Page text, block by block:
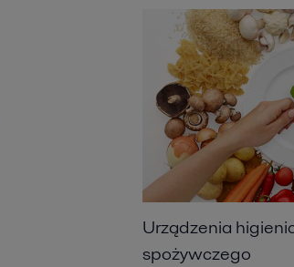
Urządzenia
spożywczego